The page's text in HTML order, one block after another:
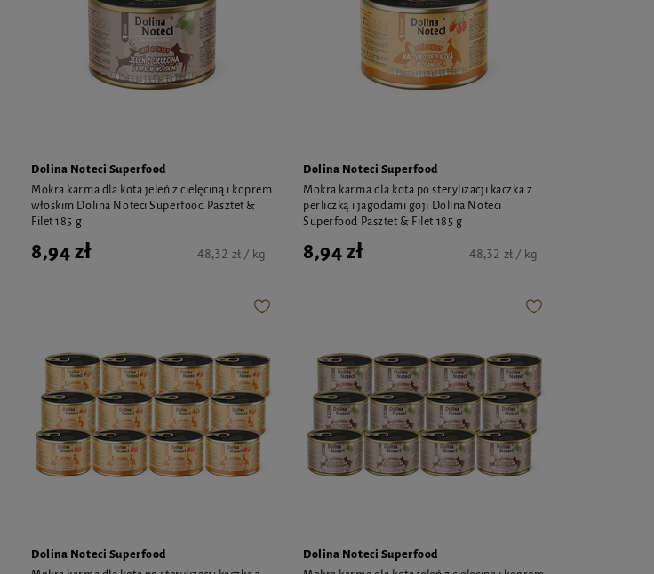
Dolina Noteci Superfood
Mokra karma dla kota jeleń z cielęciną i koprem
włoskim Dolina Noteci Superfood Pasztet &
Filet 185 g
8,94 zł 48,32 zł / kg
Dolina Noteci Superfood
Mokra karma dla kota po sterylizacji kaczka z
perliczką i jagodami goji Dolina Noteci
Superfood Pasztet & Filet 185 g
8,94 zł 48,32 zł / kg
Dolina Noteci Superfood
Dolina Noteci Superfood